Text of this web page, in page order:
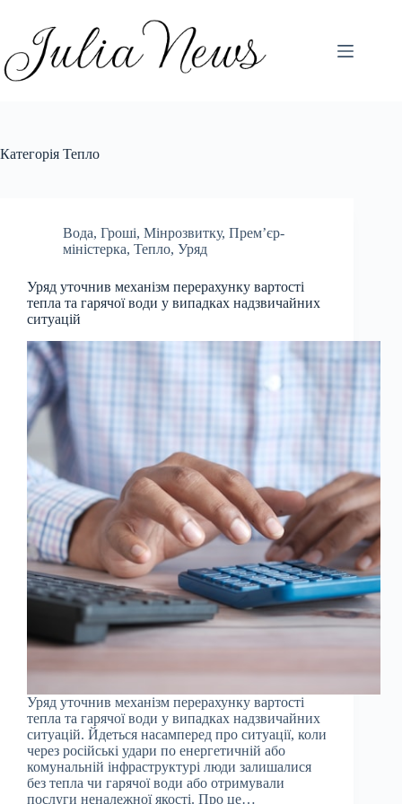
вмісту
Категорія Тепло
Вода, Гроші, Мінрозвитку, Премʼєр-
міністерка, Тепло, Уряд
Уряд уточнив механізм перерахунку вартості
тепла та гарячої води у випадках надзвичайних
ситуацій
Уряд уточнив механізм перерахунку вартості
тепла та гарячої води у випадках надзвичайних
ситуацій. Йдеться насамперед про ситуації, коли
через російські удари по енергетичній або
комунальній інфраструктурі люди залишалися
без тепла чи гарячої води або отримували
послуги неналежної якості. Про це…